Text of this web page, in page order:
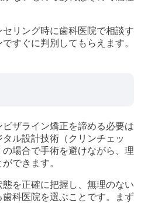
リング時に歯科医院で相談す
すぐに判別してもらえます。
ザライン矯正を諦める必要は
ル設計技術（クリンチェッ
場合で手術を避けながら、理
できます。
を正確に把握し、無理のない
科医院を選ぶことです。まず